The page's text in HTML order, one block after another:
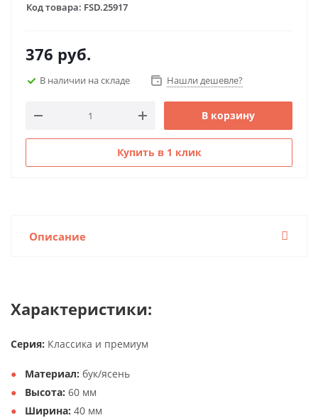
Код товара: FSD.25917
376 руб.
В наличии на складе Нашли дешевле?
В корзину
Купить в 1 клик
Описание
Характеристики:
Серия: Классика и премиум
Материал: бук/ясень
Высота: 60 мм
Ширина: 40 мм